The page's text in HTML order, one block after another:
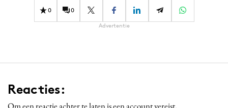
0 0
Advertentie
Reacties: